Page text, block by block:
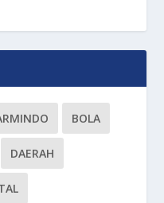
BOLA
DAERAH